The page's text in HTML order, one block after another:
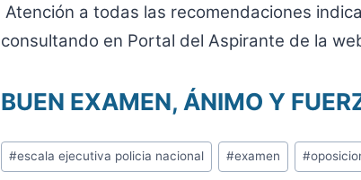
Atención a todas las recomendaciones
consultando en Portal del Aspirante de la
BUEN EXAMEN, ÁNIMO Y
Etiquetas
de
#escala ejecutiva policia nacional #examen #